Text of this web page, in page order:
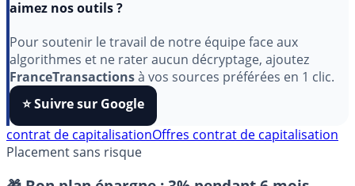
Indépendant, gratuit et sans publicité cachée. Vous
Pour soutenir le travail de notre équipe face aux
algorithmes et ne rater aucun décryptage, ajoutez
FranceTransactionsà vos sources préférées en 1 clic.
⭐️ Suivre sur Google
contrat de capitalisation
Placement sans risque